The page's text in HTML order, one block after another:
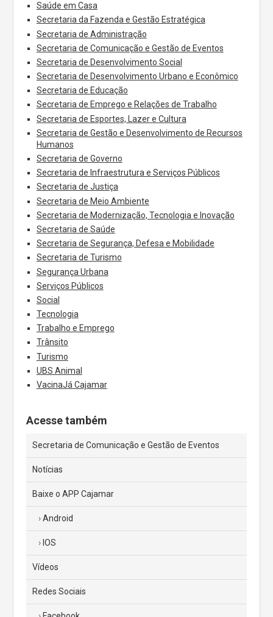
Saúde em Casa
Secretaria da Fazenda e Gestão Estratégica
Secretaria de Administração
Secretaria de Comunicação e Gestão de Eventos
Secretaria de Desenvolvimento Social
Secretaria de Desenvolvimento Urbano e Econômico
Secretaria de Educação
Secretaria de Emprego e Relações de Trabalho
Secretaria de Esportes, Lazer e Cultura
Secretaria de Gestão e Desenvolvimento de Recursos
Humanos
Secretaria de Governo
Secretaria de Infraestrutura e Serviços Públicos
Secretaria de Justiça
Secretaria de Meio Ambiente
Secretaria de Modernização, Tecnologia e Inovação
Secretaria de Saúde
Secretaria de Segurança, Defesa e Mobilidade
Secretaria de Turismo
Segurança Urbana
Serviços Públicos
Social
Tecnologia
Trabalho e Emprego
Trânsito
Turismo
UBS Animal
VacinaJá Cajamar
Acesse também
Secretaria de Comunicação e Gestão de Eventos
Notícias
Baixe o APP Cajamar
Android
IOS
Vídeos
Redes Sociais